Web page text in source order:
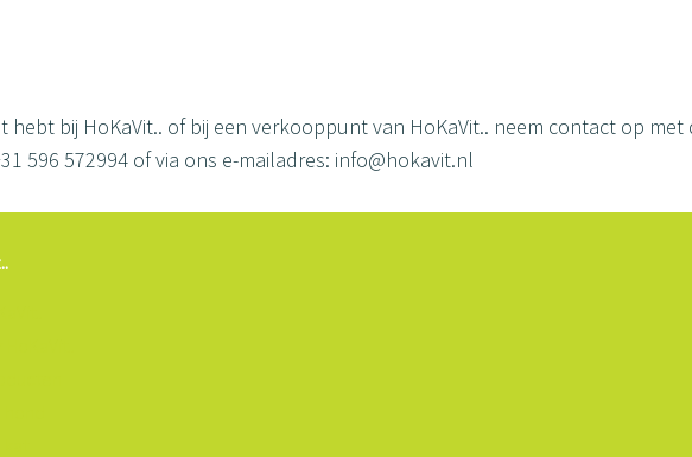
bij HoKaVit.. of bij een verkooppunt van HoKaVit.. neem contact op
596 572994 of via ons e-mailadres: info@hokavit.nl